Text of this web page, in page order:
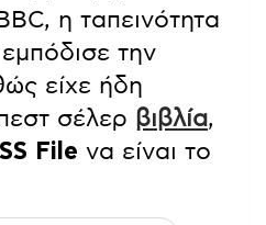
η ταπεινότητα
την
είχε ήδη
σέλερ βιβλία,
File να είναι το